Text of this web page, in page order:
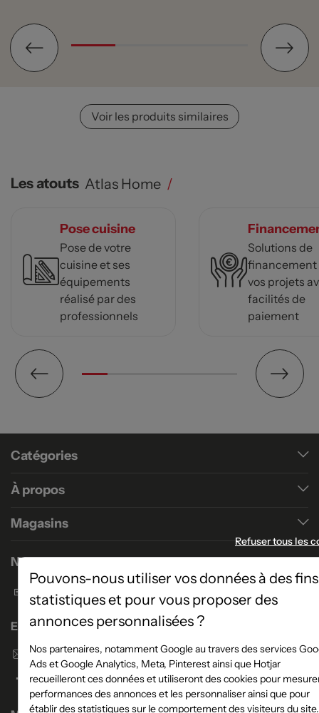
Voir les produits similaires
Les atouts Atlas Home /
Pose cuisine
Pose de votre
cuisine et ses
équipements
réalisé par des
professionnels
Solutions de
financement
vos projets
facilités de
paiement
Catégories
À propos
Magasins
Nous contacter
Formulaire de contact
Enseigne Atlas Home
Envoyer un email
Refuser tous les
Pouvons-nous utiliser vos données à des fins
statistiques et pour vous proposer des
annonces personnalisées ?
Nos partenaires, notamment Google au travers des services
Ads et Google Analytics, Meta, Pinterest ainsi que Hotjar
recueilleront ces données et utiliseront des cookies pour
performances des annonces et les personnaliser ainsi que pour
établir des statistiques sur le comportement des visiteurs du site.